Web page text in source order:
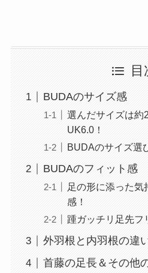
目
BUDAのサイズ感
選んだサイズは約
UK6.0！
BUDAのサイズ選
BUDAのフィット感
足の形に添った気
感！
踵ガッチリ足先フ
外羽根と内羽根の違
首藤の足長＆その他